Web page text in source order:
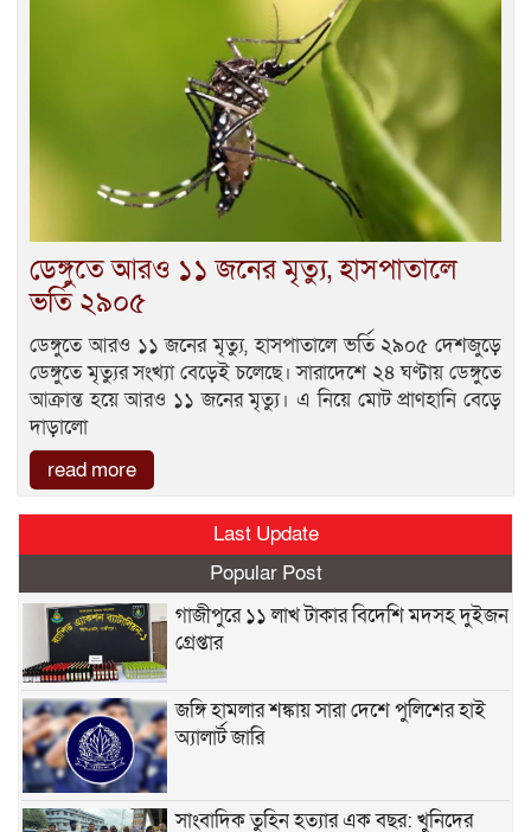
ডেঙ্গুতে আরও ১১ জনের মৃত্যু, হাসপাতালে
ভর্তি ২৯০৫
ডেঙ্গুতে আরও ১১ জনের মৃত্যু, হাসপাতালে ভর্তি ২৯০৫ দেশজুড়ে
ডেঙ্গুতে মৃত্যুর সংখ্যা বেড়েই চলেছে। সারাদেশে ২৪ ঘণ্টায় ডেঙ্গুতে
আক্রান্ত হয়ে আরও ১১ জনের মৃত্যু। এ নিয়ে মোট প্রাণহানি বেড়ে
দাড়ালো
read more
Last Update
Popular Post
গাজীপুরে ১১ লাখ টাকার বিদেশি মদসহ দুইজন
গ্রেপ্তার
জঙ্গি হামলার শঙ্কায় সারা দেশে পুলিশের হাই
অ্যালার্ট জারি
সাংবাদিক তুহিন হত্যার এক বছর: খুনিদের